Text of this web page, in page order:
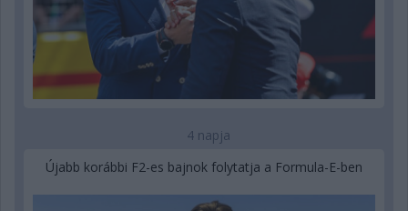
4 napja
Újabb korábbi F2-es bajnok folytatja a Formula-E-ben